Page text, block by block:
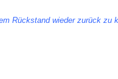
Rückstand wieder zurück